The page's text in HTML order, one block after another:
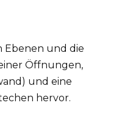
Ebenen und die
Öffnungen,
und eine
hervor.